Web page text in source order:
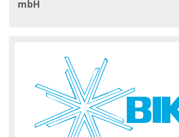
mbH